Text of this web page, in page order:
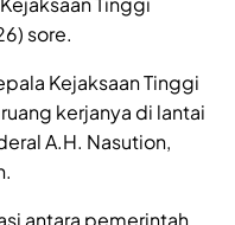
sore.
Kejaksaan Tinggi
kerjanya di lantai
A.H. Nasution,
antara pemerintah